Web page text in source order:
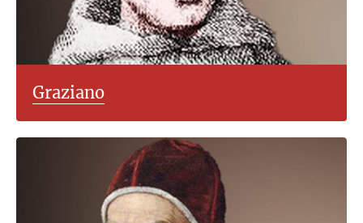
Graziano